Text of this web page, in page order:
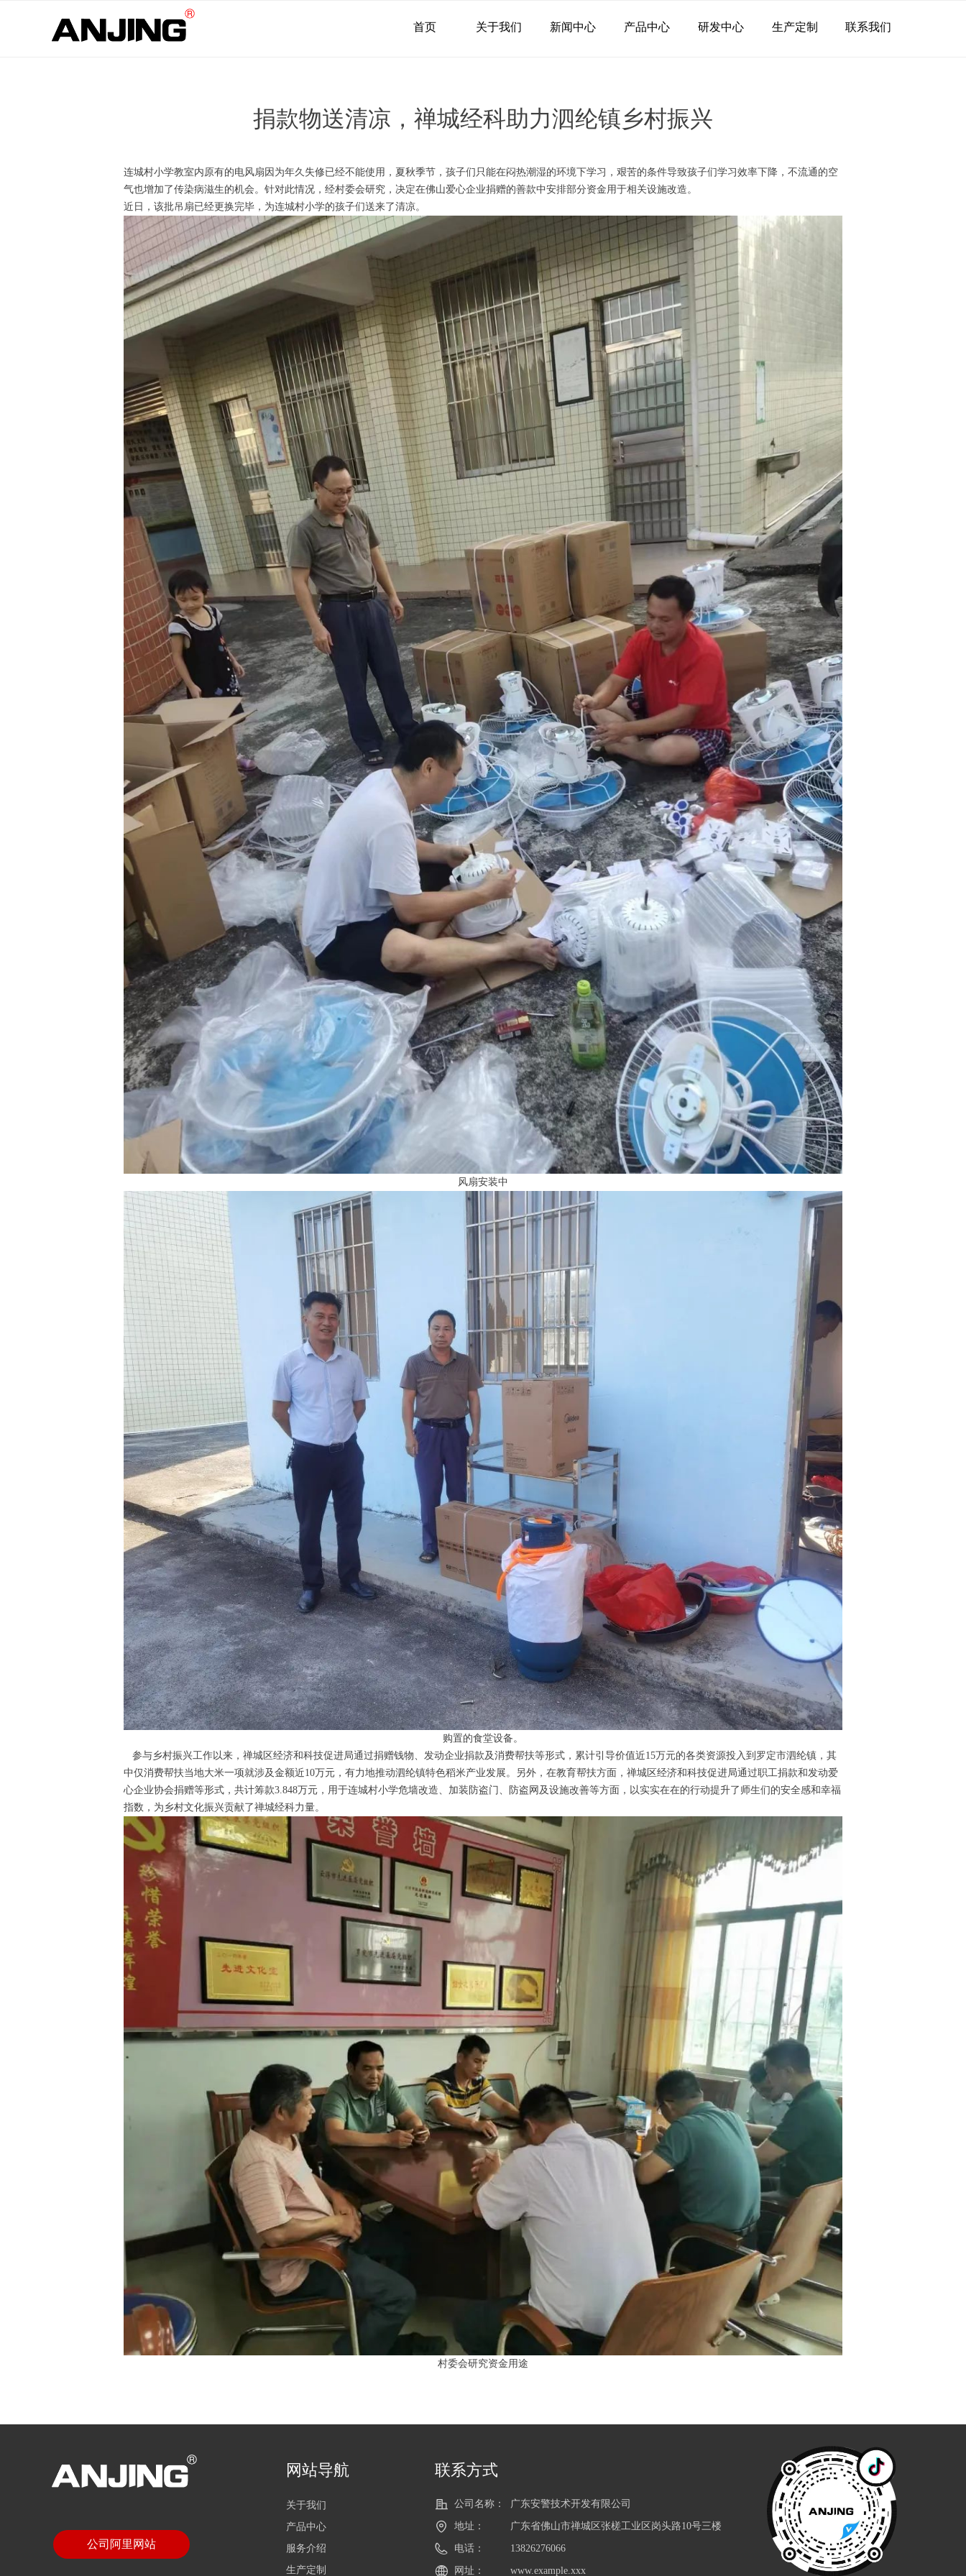
首页 关于我们 新闻中心 产品中心 研发中心 生产定制 联系我们
捐款物送清凉，禅城经科助力泗纶镇乡村振兴
连城村小学教室内原有的电风扇因为年久失修已经不能使用，夏秋季节，孩子们只能在闷热潮湿的环境下学习，艰苦的条件导致孩子们学习效率下降，不流通的空
气也增加了传染病滋生的机会。针对此情况，经村委会研究，决定在佛山爱心企业捐赠的善款中安排部分资金用于相关设施改造。
近日，该批吊扇已经更换完毕，为连城村小学的孩子们送来了清凉。
风扇安装中
购置的食堂设备。
参与乡村振兴工作以来，禅城区经济和科技促进局通过捐赠钱物、发动企业捐款及消费帮扶等形式，累计引导价值近15万元的各类资源投入到罗定市泗纶镇，其
中仅消费帮扶当地大米一项就涉及金额近10万元，有力地推动泗纶镇特色稻米产业发展。另外，在教育帮扶方面，禅城区经济和科技促进局通过职工捐款和发动爱
心企业协会捐赠等形式，共计筹款3.848万元，用于连城村小学危墙改造、加装防盗门、防盗网及设施改善等方面，以实实在在的行动提升了师生们的安全感和幸福
指数，为乡村文化振兴贡献了禅城经科力量。
村委会研究资金用途
关于我们
产品中心
服务介绍
生产定制
公司阿里网站
联系方式
公司名称： 广东安警技术开发有限公司
地址： 广东省佛山市禅城区张槎工业区岗头路10号三楼
电话： 13826276066
网址： www.example.xxx
网站导航